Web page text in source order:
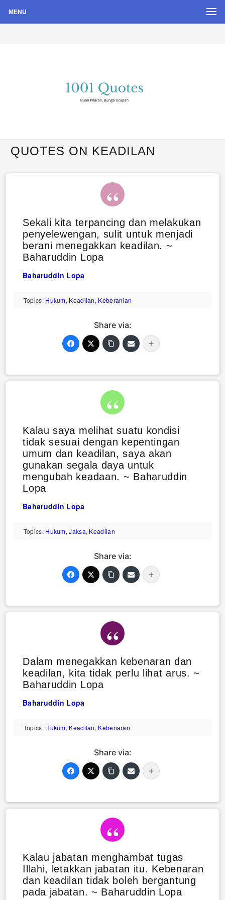
MENU
Quote Hari Puisi
QUOTES ON KEADILAN
Sekali kita terpancing dan melakukan
penyelewengan, sulit untuk menjadi
berani menegakkan keadilan. ~
Baharuddin Lopa
Baharuddin Lopa
Topics: Hukum, Keadilan, Keberanian
Share via:
Kalau saya melihat suatu kondisi
tidak sesuai dengan kepentingan
umum dan keadilan, saya akan
gunakan segala daya untuk
mengubah keadaan. ~ Baharuddin
Lopa
Baharuddin Lopa
Topics: Hukum,Jaksa, Keadilan
Share via:
Dalam menegakkan kebenaran dan
keadilan, kita tidak perlu lihat arus. ~
Baharuddin Lopa
Baharuddin Lopa
Topics: Hukum, Keadilan, Kebenaran
Share via:
Kalau jabatan menghambat tugas
Illahi, letakkan jabatan itu. Kebenaran
dan keadilan tidak boleh bergantung
pada jabatan. ~ Baharuddin Lopa